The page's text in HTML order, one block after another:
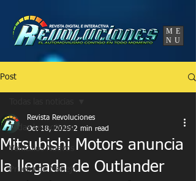
ME
NU
Post
Todas las noticias
Vehículos Nuevos
Prueba de Manejo
Mitsubishi Motors anuncia
la llegada de Outlander
Revista Revoluciones
Oct 18, 2025 2 min read